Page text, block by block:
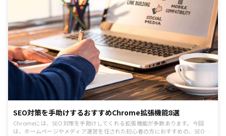
SEO対策を手助けするおすすめChrome拡張機能8選
Chromeには、SEO対策を手助けしてくれる拡張機能が多数あります。今回
は、ホームページやメディア運営を任された初心者の方におすすめの、SEO対